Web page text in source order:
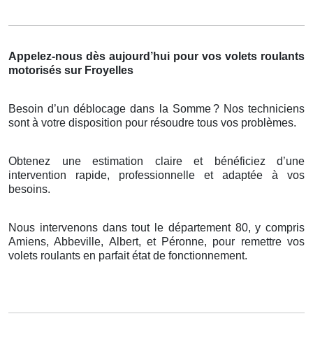
Appelez-nous dès aujourd’hui pour vos volets roulants
motorisés sur Froyelles
Besoin d’un déblocage dans la Somme? Nos techniciens
sontà votre disposition pour résoudre tous vos probl èmes.
Obtenez une estimation claire et bénéficiez d’une
intervention rapide, professionnelle et adaptée à vos
besoins.
Nous intervenons dans tout le département 80, y compris
Amiens, Abbeville, Albert, et Péronne, pour remettre vos
volets roulants en parfait état de fonctionnement.